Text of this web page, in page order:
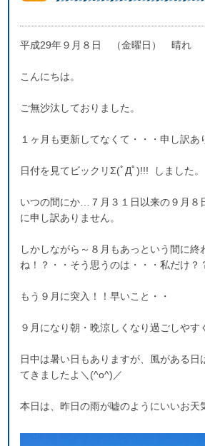
平成29年９月８日 （金曜日） 晴れ
こんにちは。
ご無沙汰しておりました。
１ヶ月も更新してなくて・・・申し訳
日付を見てビックリΣ(ﾟДﾟ)!!! しました。
いつの間にか…７月３１日以来の９月８
に申し訳ありません。
しかしながら～８月もあっという間に終
ね！？・・そう思うのは・・・私だけ？
もう９月に突入！！早いこと・・
９月になり朝・晩涼しくなり過ごしやす
日中は暑い日もありますが、風がある日
てきましたよ＼(^o^)／
本日は、昨日の雨が嘘のようにいいお天